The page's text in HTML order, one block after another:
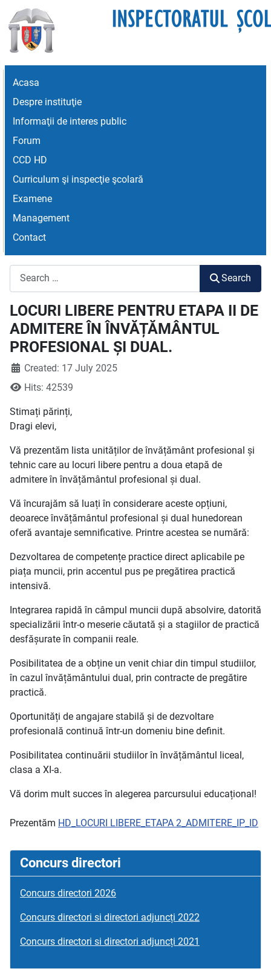
Acasa
Despre instituţie
Informaţii de interes public
Forum
CCD HD
Curriculum şi inspecţie şcolară
Examene
Management
Contact
Search
LOCURI LIBERE PENTRU ETAPA II DE
ADMITERE ÎN ÎNVĂȚĂMÂNTUL
PROFESIONAL ȘI DUAL.
Created: 17 July 2025
Hits: 42539
Stimați părinți,
Dragi elevi,
Vă prezentăm lista unităților de învățământ profesional și
tehnic care au locuri libere pentru a doua etapă de
admitere în învățământul profesional și dual.
Vă încurajăm să luați în considerare aceste opțiuni,
deoarece învățământul profesional și dual hunedorean
oferă avantaje semnificative. Printre acestea se numără:
Dezvoltarea de competențe practice direct aplicabile pe
piața muncii, prin accentul pus pe pregătirea practică
intensivă.
Integrarea rapidă în câmpul muncii după absolvire, datorită
specializării într-o meserie căutată și a stagiilor de practică
desfășurate în companii reale.
Posibilitatea de a obține un venit chiar din timpul studiilor,
în cazul învățământului dual, prin contracte de pregătire
practică.
Oportunități de angajare stabilă și de dezvoltare
profesională continuă într-un domeniu bine definit.
Posibilitatea continuării studiilor în învățământul liceal,
clasa a XI-a.
Vă dorim mult succes în alegerea parcursului educațional!
Prezentăm HD_LOCURI LIBERE_ETAPA 2_ADMITERE_IP_ID
Concurs directori
Concurs directori 2026
Concurs directori si directori adjuncți 2022
Concurs directori si directori adjuncți 2021